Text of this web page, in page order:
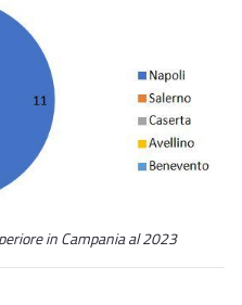
in Campania al 2023